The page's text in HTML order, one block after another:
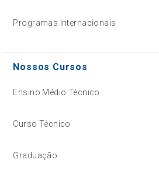
Programas Internacionais
Nossos Cursos
Ensino Médio Técnico
Curso Técnico
Graduação